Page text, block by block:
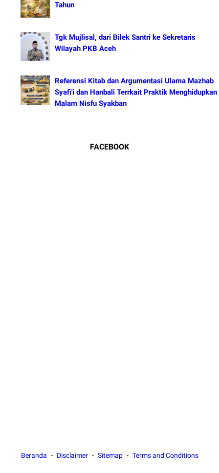
Tahun
Tgk Mujlisal, dari Bilek Santri ke Sekretaris
Wilayah PKB Aceh
Referensi Kitab dan Argumentasi Ulama Mazhab
Syafi'i dan Hanbali Terrkait Praktik Menghidupkan
Malam Nisfu Syakban
FACEBOOK
Beranda Disclaimer Sitemap Terms and Conditions